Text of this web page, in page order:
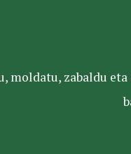
moldatu, zabaldu